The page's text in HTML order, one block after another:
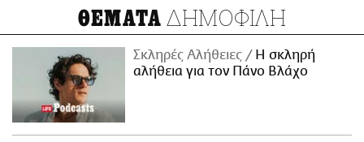
ΘΕΜΑΤΑ ΔΗΜΟΦΙΛΗ
Σκληρές Αλήθειες
H σκληρή
αλήθεια για τον Πάνο Βλάχο